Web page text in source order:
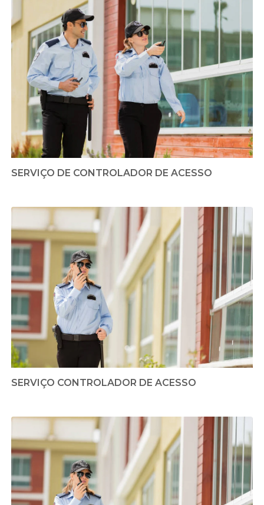
SERVIÇO DE CONTROLADOR DE ACESSO
SERVIÇO CONTROLADOR DE ACESSO